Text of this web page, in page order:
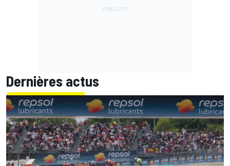
Dernières actus